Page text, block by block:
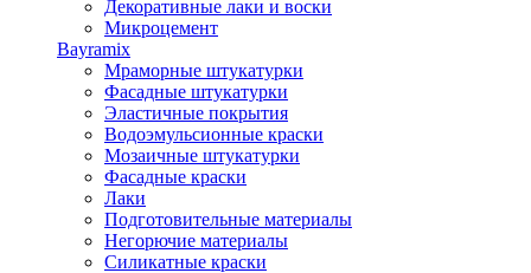
Декоративные лаки и воски
Микроцемент
Bayramix
Мраморные штукатурки
Фасадные штукатурки
Эластичные покрытия
Водоэмульсионные краски
Мозаичные штукатурки
Фасадные краски
Лаки
Подготовительные материалы
Негорючие материалы
Силикатные краски